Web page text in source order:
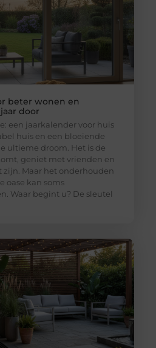
beter wonen en
door
een jaarkalender voor huis
huis en een bloeiende
ultieme droom. Het is de
geniet met vrienden en
Maar het onderhouden
oase kan soms
Waar begint u? De sleutel